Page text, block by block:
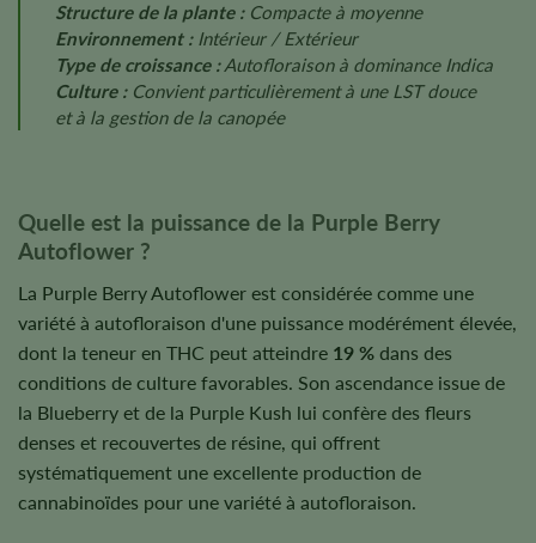
Structure de la plante :Compacte à moyenne
Environnement :Intérieur / Extérieur
Type de croissance :Autofloraison à dominance Indica
Culture :Convient particulièrement à une LST douce
et à la gestion de la canopée
Quelle est la puissance de la Purple Berry
Autoflower ?
La Purple Berry Autoflower est considérée comme une
variété à autofloraison d'une puissance modérément élevée,
dont la teneur en THC peut atteindre 19 % dans des
conditions de culture favorables. Son ascendance issue de
la Blueberry et de la Purple Kush lui confère des fleurs
denses et recouvertes de résine, qui offrent
systématiquement une excellente production de
cannabinoïdes pour une variété à autofloraison.